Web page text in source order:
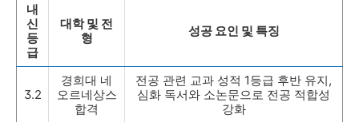
내
신
등
급
대학 및 전
형
성공 요인 및 특징
3.2
경희대 네
오르네상스
합격
전공 관련 교과 성적 1등급 후반 유지,
심화 독서와 소논문으로 전공 적합성
강화